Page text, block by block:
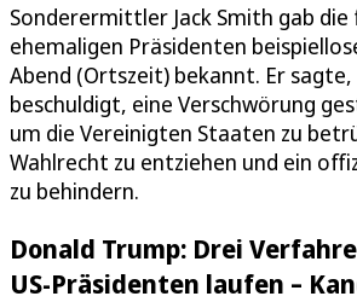
Sonderermittler Jack Smith gab die
ehemaligen Präsidenten
Abend (Ortszeit) bekannt. Er
beschuldigt, eine Verschwörung
um die Vereinigten Staaten zu
Wahlrecht zu entziehen und ein
zu behindern.
Donald Trump: Drei
US-Präsidenten laufen –